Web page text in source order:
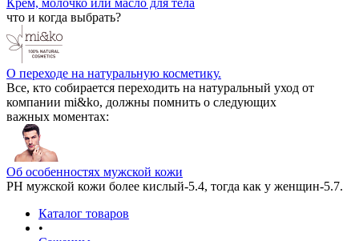
Крем, молочко или масло для тела
что и когда выбрать?
О переходе на натуральную косметику.
Все, кто собирается переходить на натуральный уход от
компании mi&ko, должны помнить о следующих
важных моментах:
Об особенностях мужской кожи
РН мужской кожи более кислый-5.4, тогда как у женщин-5.7.
Каталог товаров
•